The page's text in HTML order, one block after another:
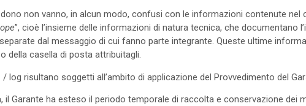
non vanno, in alcun modo, confusi con le informazioni contenute
”, cioè l’insieme delle informazioni di natura tecnica, che
dal messaggio di cui fanno parte integrante. Queste ultime
della casella di posta attribuitagli.
log risultano soggetti all’ambito di applicazione del Provvedimento del
il Garante ha esteso il periodo temporale di raccolta e conservazione dei